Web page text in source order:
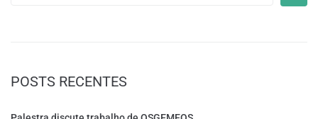
POSTS RECENTES